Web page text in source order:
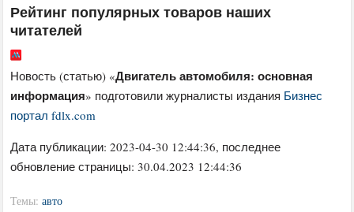
Рейтинг популярных товаров наших
читателей
Новость (статью) «Двигатель автомобиля: основная
информация» подготовили журналисты издания Бизнес
портал fdlx.com
Дата публикации:2023-04-30 12:44:36, последнее
обновление страницы: 30.04.2023 12:44:36
Темы:авто